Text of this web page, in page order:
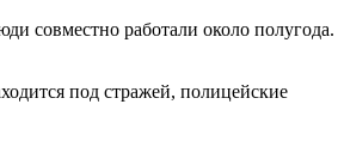
совместно работали около полугода.
под стражей, полицейские